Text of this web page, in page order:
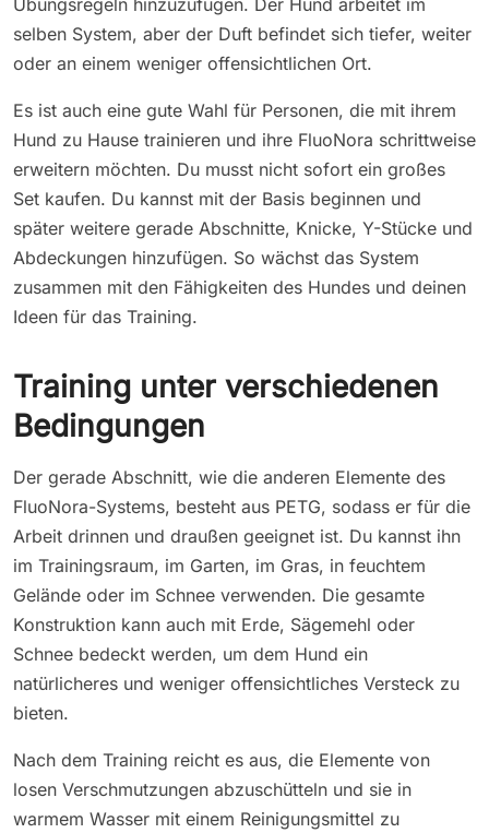
selben System, aber der Duft befindet sich tiefer, weiter
oder an einem weniger offensichtlichen Ort.
Es ist auch eine gute Wahl für Personen, die mit ihrem
Hund zu Hause trainieren und ihre FluoNora schrittweise
erweitern möchten. Du musst nicht sofort ein großes
Set kaufen. Du kannst mit der Basis beginnen und
später weitere gerade Abschnitte, Knicke, Y-Stücke und
Abdeckungen hinzufügen. So wächst das System
zusammen mit den Fähigkeiten des Hundes und deinen
Ideen für das Training.
Training unter verschiedenen
Bedingungen
Der gerade Abschnitt, wie die anderen Elemente des
FluoNora-Systems, besteht aus PETG, sodass er für die
Arbeit drinnen und draußen geeignet ist. Du kannst ihn
im Trainingsraum, im Garten, im Gras, in feuchtem
Gelände oder im Schnee verwenden. Die gesamte
Konstruktion kann auch mit Erde, Sägemehl oder
Schnee bedeckt werden, um dem Hund ein
natürlicheres und weniger offensichtliches Versteck zu
bieten.
Nach dem Training reicht es aus, die Elemente von
losen Verschmutzungen abzuschütteln und sie in
warmem Wasser mit einem Reinigungsmittel zu